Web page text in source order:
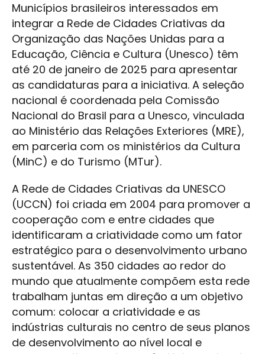
Municípios brasileiros interessados em
integrar a Rede de Cidades Criativas da
Organização das Nações Unidas para a
Educação, Ciência e Cultura (Unesco) têm
até 20 de janeiro de 2025 para apresentar
as candidaturas para a iniciativa. A seleção
nacional é coordenada pela Comissão
Nacional do Brasil para a Unesco, vinculada
ao Ministério das Relações Exteriores (MRE),
em parceria com os ministérios da Cultura
(MinC) e do Turismo (MTur).
A Rede de Cidades Criativas da UNESCO
(UCCN) foi criada em 2004 para promover a
cooperação com e entre cidades que
identificaram a criatividade como um fator
estratégico para o desenvolvimento urbano
sustentável. As 350 cidades ao redor do
mundo que atualmente compõem esta rede
trabalham juntas em direção a um objetivo
comum: colocar a criatividade e as
indústrias culturais no centro de seus planos
de desenvolvimento ao nível local e